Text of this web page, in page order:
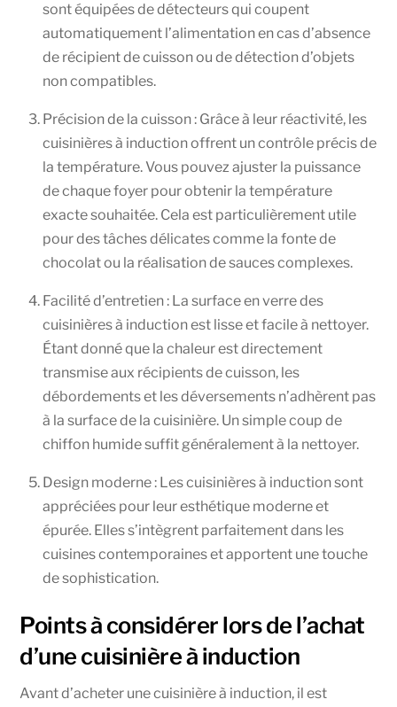
sont équipées de détecteurs qui coupent
automatiquement l’alimentation en cas d’absence
de récipient de cuisson ou de détection d’objets
non compatibles.
Précision de la cuisson : Grâce à leur réactivité, les
cuisinières à induction offrent un contrôle précis de
la température. Vous pouvez ajuster la puissance
de chaque foyer pour obtenir la température
exacte souhaitée. Cela est particulièrement utile
pour des tâches délicates comme la fonte de
chocolat ou la réalisation de sauces complexes.
Facilité d’entretien : La surface en verre des
cuisinières à induction est lisse et facile à nettoyer.
Étant donné que la chaleur est directement
transmise aux récipients de cuisson, les
débordements et les déversements n’adhèrent pas
à la surface de la cuisinière. Un simple coup de
chiffon humide suffit généralement à la nettoyer.
Design moderne : Les cuisinières à induction sont
appréciées pour leur esthétique moderne et
épurée. Elles s’intègrent parfaitement dans les
cuisines contemporaines et apportent une touche
de sophistication.
Points à considérer lors de l’achat
d’une cuisinière à induction
Avant d’acheter une cuisinière à induction, il est